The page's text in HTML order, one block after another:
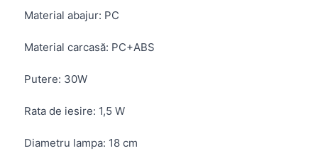
Material abajur: PC
Material carcasă: PC+ABS
Putere: 30W
Rata de iesire: 1,5 W
Diametru lampa: 18 cm